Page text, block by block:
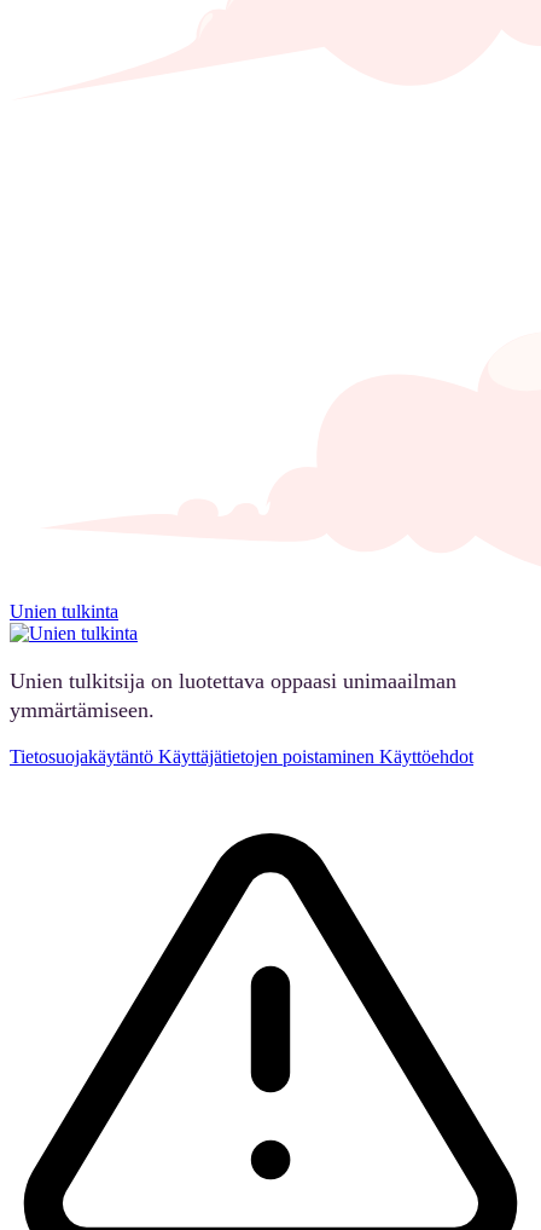
Unien tulkinta
Unien tulkitsija on luotettava oppaasi unimaailman
ymmärtämiseen.
Tietosuojakäytäntö Käyttäjätietojen poistaminen Käyttöehdot